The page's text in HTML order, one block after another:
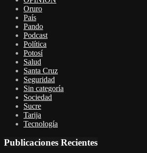
Oruro
País
Pando
Podcast
Política
Potosí
Salud
Santa Cruz
Seguridad
Sin categoría
Sociedad
Sucre
Tarija
Tecnología
Publicaciones Recientes